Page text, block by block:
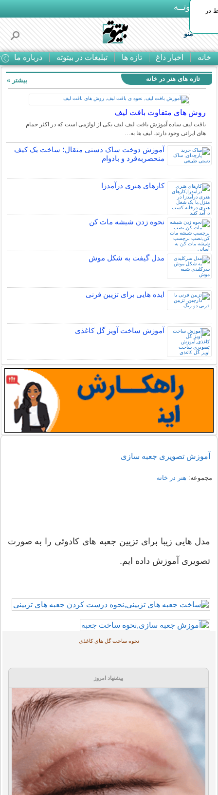
بـیتوتــه
منو
خانه اخبار داغ تازه ها تبلیغات در بیتوته درباره ما
در
تازه های هنر در خانه
روش های متفاوت بافت لیف
بافت لیف ساده آموزش بافت لیف لیف یکی از لوازمی است که در اکثر حمام
های ایرانی وجود دارند. لیف ها به…
آموزش دوخت ساک دستی متقال؛ ساخت یک کیف
منحصربه‌فرد و بادوام
کارهای هنری درآمدزا
نحوه زدن شیشه مات کن
مدل گیفت به شکل موش
ایده هایی برای تزیین فرنی
آموزش ساخت آویز گل کاغذی
بیشتر »
آموزش تصویری جعبه سازی
مجموعه: هنر در خانه
مدل هایی زیبا برای تزیین جعبه های کادوئی را به صورت
تصویری آموزش داده ایم.
نحوه ساخت گل های کاغذی
پیشنهاد امروز